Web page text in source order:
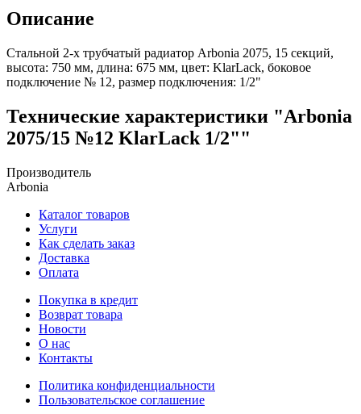
Описание
Стальной 2-х трубчатый радиатор Arbonia 2075, 15 секций,
высота: 750 мм, длина: 675 мм, цвет: KlarLack, боковое
подключение № 12, размер подключения: 1/2"
Технические характеристики "Arbonia
2075/15 №12 KlarLack 1/2""
Производитель
Arbonia
Каталог товаров
Услуги
Как сделать заказ
Доставка
Оплата
Покупка в кредит
Возврат товара
Новости
О нас
Контакты
Политика конфиденциальности
Пользовательское соглашение